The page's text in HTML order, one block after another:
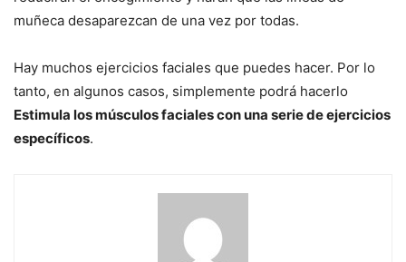
muñeca desaparezcan de una vez por todas.
Hay muchos ejercicios faciales que puedes hacer. Por lo
tanto, en algunos casos, simplemente podrá hacerlo
Estimula los músculos faciales con una serie de ejercicios
específicos.